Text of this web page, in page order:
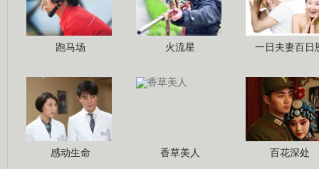
跑马场 火流星 一日夫妻百日
感动生命 香草美人 百花深处